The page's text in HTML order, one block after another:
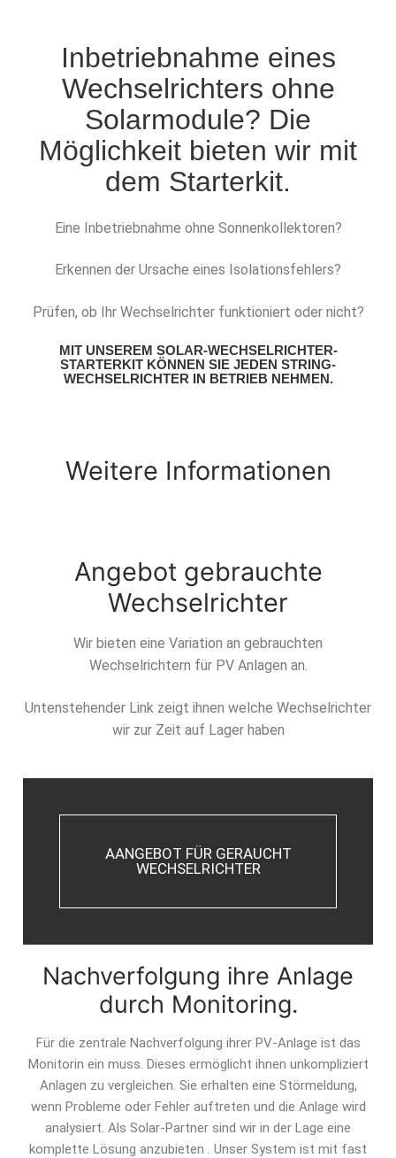
Inbetriebnahme eines
Wechselrichters ohne
Solarmodule? Die
Möglichkeit bieten wir mit
dem Starterkit.
Eine Inbetriebnahme ohne Sonnenkollektoren?
Erkennen der Ursache eines Isolationsfehlers?
Prüfen, ob Ihr Wechselrichter funktioniert oder nicht?
MIT UNSEREM SOLAR-WECHSELRICHTER-
STARTERKIT KÖNNEN SIE JEDEN STRING-
WECHSELRICHTER IN BETRIEB NEHMEN.
Weitere Informationen
Angebot gebrauchte
Wechselrichter
Wir bieten eine Variation an gebrauchten
Wechselrichtern für PV Anlagen an.
Untenstehender Link zeigt ihnen welche Wechselrichter
wir zur Zeit auf Lager haben
AANGEBOT FÜR GERAUCHT
WECHSELRICHTER
Nachverfolgung ihre Anlage
durch Monitoring.
Für die zentrale Nachverfolgung ihrer PV-Anlage ist das
Monitorin ein muss. Dieses ermöglicht ihnen unkompliziert
Anlagen zu vergleichen. Sie erhalten eine Störmeldung,
wenn Probleme oder Fehler auftreten und die Anlage wird
analysiert. Als Solar-Partner sind wir in der Lage eine
komplette Lösung anzubieten . Unser System ist mit fast